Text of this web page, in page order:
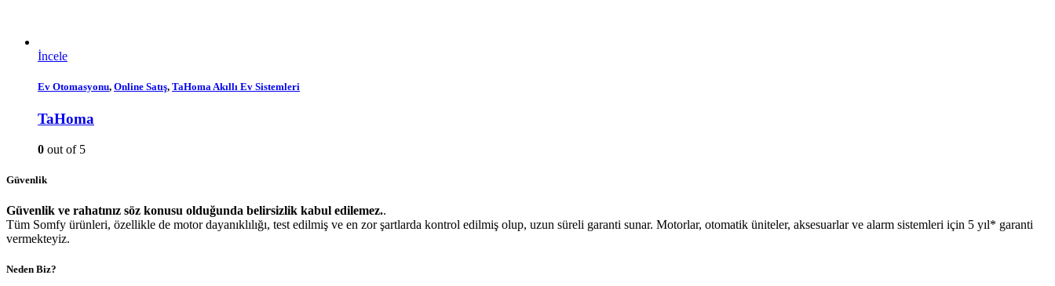
İncele
Ev Otomasyonu, Online Satış, TaHoma Akıllı Ev Sistemleri
TaHoma
0 out of 5
Güvenlik
Güvenlik ve rahatınız söz konusu olduğunda belirsizlik kabul edilemez..
Tüm Somfy ürünleri, özellikle de motor dayanıklılığı, test edilmiş ve en zor şartlarda kontrol edilmiş olup, uzun süreli garanti sunar. Motorlar, otomatik üniteler, aksesuarlar ve alarm sistemleri için 5 yıl* garanti
vermekteyiz.
Neden Biz?